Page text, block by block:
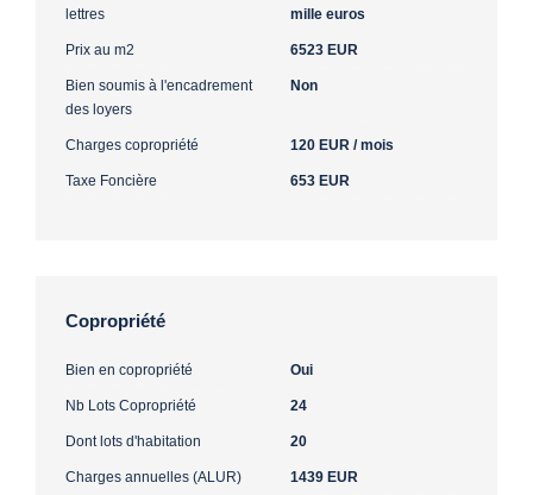
lettres
mille euros
Prix au m2 6523 EUR
Bien soumis à l'encadrement
des loyers
Non
Charges copropriété 120 EUR / mois
Taxe Foncière 653 EUR
Copropriété
Bien en copropriété Oui
Nb Lots Copropriété 24
Dont lots d'habitation 20
Charges annuelles (ALUR) 1439 EUR